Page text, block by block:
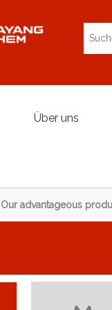
Über uns
Our advantageous